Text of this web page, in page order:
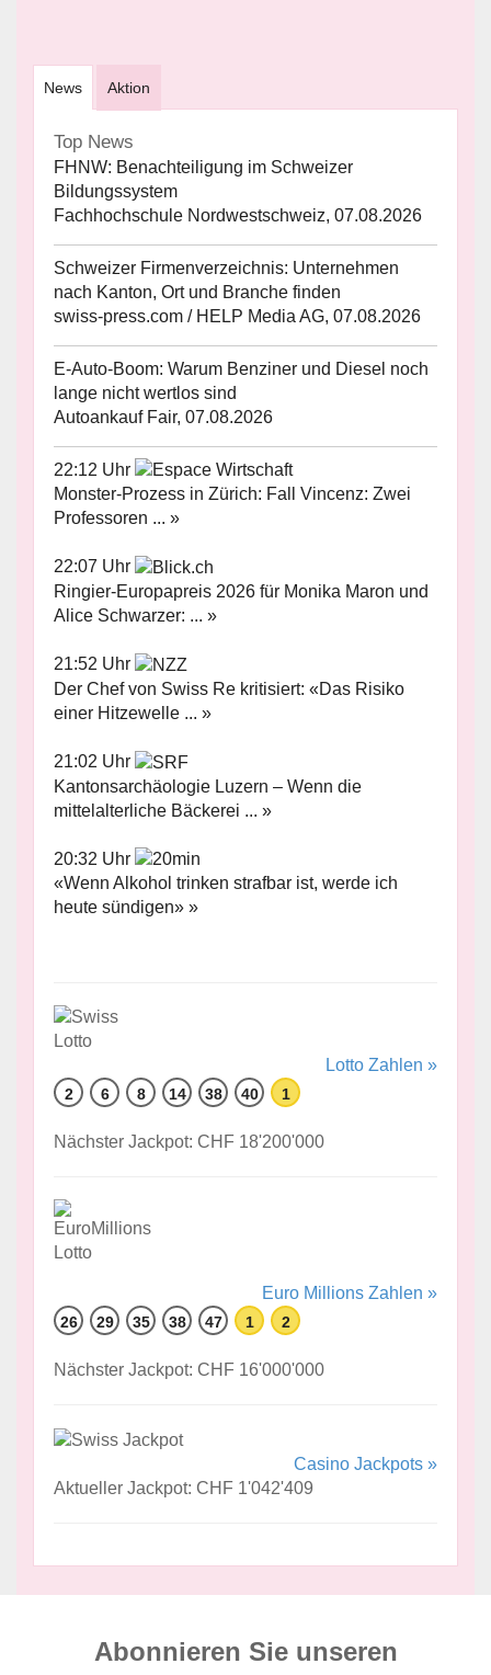
News Aktion
Top News
FHNW: Benachteiligung im Schweizer
Bildungssystem
Fachhochschule Nordwestschweiz, 07.08.2026
Schweizer Firmenverzeichnis: Unternehmen
nach Kanton, Ort und Branche finden
swiss-press.com / HELP Media AG, 07.08.2026
E-Auto-Boom: Warum Benziner und Diesel noch
lange nicht wertlos sind
Autoankauf Fair, 07.08.2026
22:12 Uhr
Monster-Prozess in Zürich: Fall Vincenz: Zwei
Professoren ... »
22:07 Uhr
Ringier-Europapreis 2026 für Monika Maron und
Alice Schwarzer: ... »
21:52 Uhr
Der Chef von Swiss Re kritisiert: «Das Risiko
einer Hitzewelle ... »
21:02 Uhr
Kantonsarchäologie Luzern – Wenn die
mittelalterliche Bäckerei ... »
20:32 Uhr
«Wenn Alkohol trinken strafbar ist, werde ich
heute sündigen» »
Lotto Zahlen »
2 6 8 14 38 40 1
Nächster Jackpot: CHF 18'200'000
Euro Millions Zahlen »
26 29 35 38 47 1 2
Nächster Jackpot: CHF 16'000'000
Casino Jackpots »
Aktueller Jackpot: CHF 1'042'409
Abonnieren Sie unseren